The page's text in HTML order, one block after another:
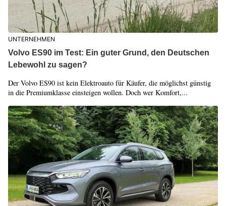
UNTERNEHMEN
Volvo ES90 im Test: Ein guter Grund, den Deutschen
Lebewohl zu sagen?
Der Volvo ES90 ist kein Elektroauto für Käufer, die möglichst günstig
in die Premiumklasse einsteigen wollen. Doch wer Komfort,...